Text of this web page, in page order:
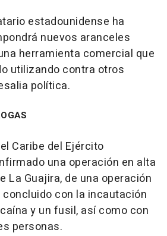
estadounidense ha
nuevos aranceles
herramienta comercial que
utilizando contra otros
política.
Caribe del Ejército
una operación en alta
La Guajira, de una operación
con la incautación
y un fusil, así como con
personas.